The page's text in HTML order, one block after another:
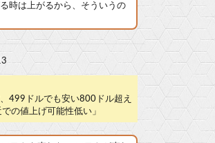
時は上がるから、そういうの
499ドルでも安い800ドル超え
の値上げ可能性低い」